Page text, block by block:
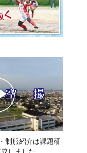
制服紹介は課題研
しました。